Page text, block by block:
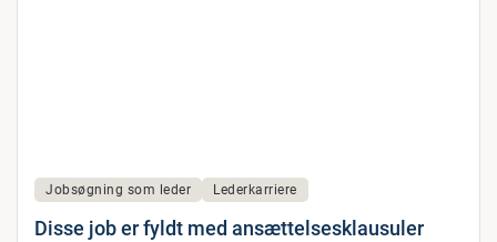
Jobsøgning som leder Lederkarriere
Disse job er fyldt med ansættelsesklausuler